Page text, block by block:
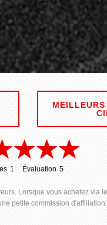
1
Évaluation 5
Lorsque vous achetez via
petite commission d'affiliation.